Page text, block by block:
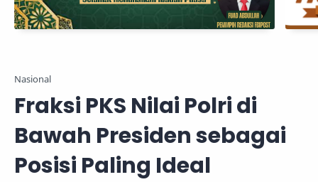
Nasional
Fraksi PKS Nilai Polri di
Bawah Presiden sebagai
Posisi Paling Ideal